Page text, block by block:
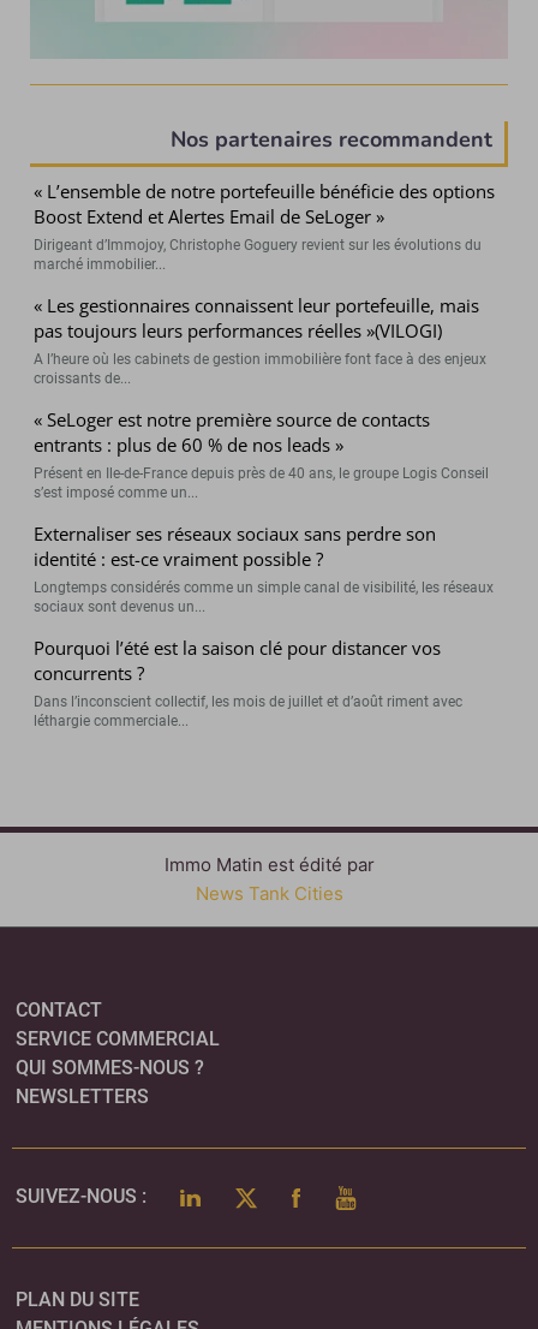
Nos partenaires recommandent
« L’ensemble de notre portefeuille bénéficie des options
Boost Extend et Alertes Email de SeLoger »
Dirigeant d’Immojoy, Christophe Goguery revient sur les évolutions du
marché immobilier...
« Les gestionnaires connaissent leur portefeuille, mais
pas toujours leurs performances réelles »(VILOGI)
A l’heure où les cabinets de gestion immobilière font face à des enjeux
croissants de...
« SeLoger est notre première source de contacts
entrants : plus de 60 % de nos leads »
Présent en Ile-de-France depuis près de 40 ans, le groupe Logis Conseil
s’est imposé comme un...
Externaliser ses réseaux sociaux sans perdre son
identité : est-ce vraiment possible ?
Longtemps considérés comme un simple canal de visibilité, les réseaux
sociaux sont devenus un...
Pourquoi l’été est la saison clé pour distancer vos
concurrents ?
Dans l’inconscient collectif, les mois de juillet et d’août riment avec
léthargie commerciale...
Immo Matin est édité par
News Tank Cities
CONTACT
SERVICE COMMERCIAL
QUI SOMMES-NOUS ?
NEWSLETTERS
SUIVEZ-NOUS : LINKEDINTWITTERFACEBOOK
YOUTUBE
PLAN DU SITE